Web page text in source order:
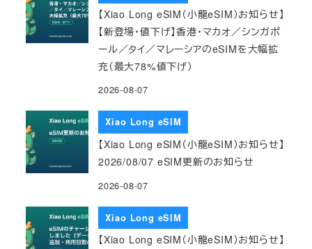
【Xiao Long eSIM（小龍eSIM）お知らせ】
【新登場・値下げ】香港・マカオ／シンガポ
ール／タイ／マレーシアのeSIMを大幅拡
充（最大78%値下げ）
2026-08-07
Xiao Long eSIM
【Xiao Long eSIM（小龍eSIM）お知らせ】
2026/08/07 eSIM更新のお知らせ
2026-08-07
Xiao Long eSIM
【Xiao Long eSIM（小龍eSIM）お知らせ】